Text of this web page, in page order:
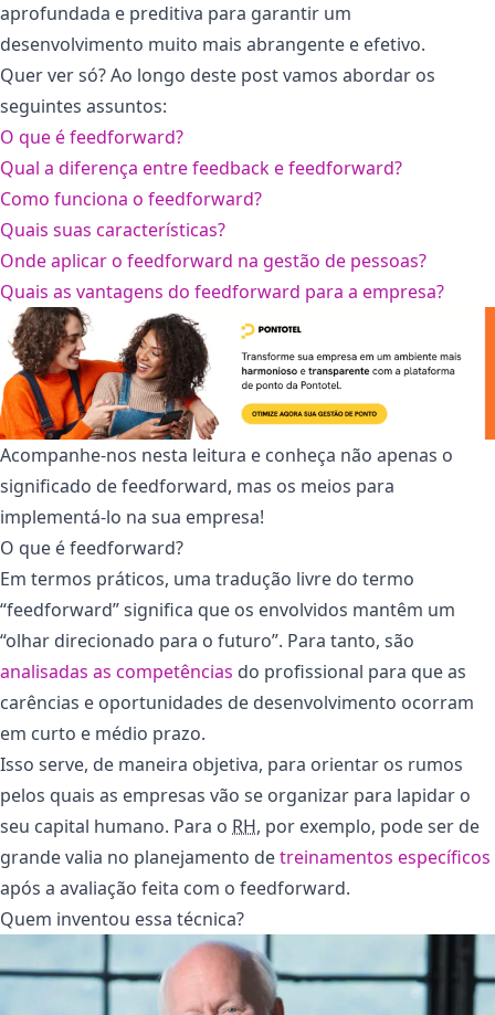
aprofundada e preditiva para garantir um
desenvolvimento muito mais abrangente e efetivo.
Quer ver só? Ao longo deste post vamos abordar os
seguintes assuntos:
O que é feedforward?
Qual a diferença entre feedback e feedforward?
Como funciona o feedforward?
Quais suas características?
Onde aplicar o feedforward na gestão de pessoas?
Quais as vantagens do feedforward para a empresa?
Acompanhe-nos nesta leitura e conheça não apenas o
significado de feedforward, mas os meios para
implementá-lo na sua empresa!
O que é feedforward?
Em termos práticos, uma tradução livre do termo
“feedforward” significa que os envolvidos mantêm um
“olhar direcionado para o futuro”. Para tanto, são
analisadas as competências do profissional para que as
carências e oportunidades de desenvolvimento ocorram
em curto e médio prazo.
Isso serve, de maneira objetiva, para orientar os rumos
pelos quais as empresas vão se organizar para lapidar o
seu capital humano. Para o RH, por exemplo, pode ser de
grande valia no planejamento detreinamentos específicos
após a avaliação feita com o feedforward.
Quem inventou essa técnica?